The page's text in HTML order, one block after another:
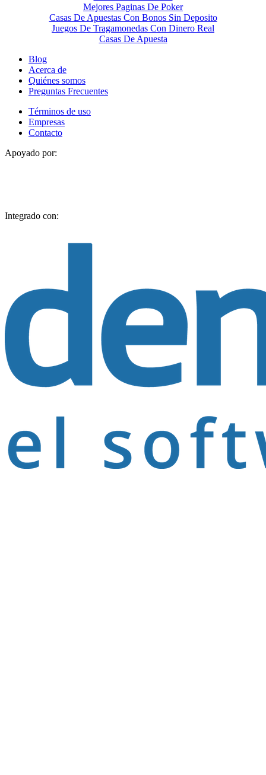
Mejores Paginas De Poker
Casas De Apuestas Con Bonos Sin Deposito
Juegos De Tragamonedas Con Dinero Real
Casas De Apuesta
Blog
Acerca de
Quiénes somos
Preguntas Frecuentes
Términos de uso
Empresas
Contacto
Apoyado por:
Integrado con: